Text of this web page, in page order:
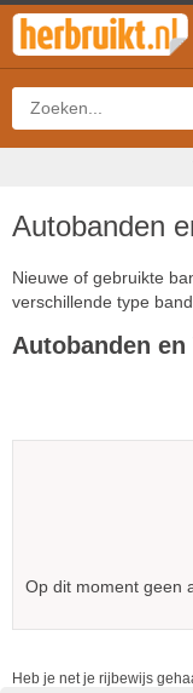
Autobanden
Nieuwe of gebruikte
verschillende type
Autobanden en
Op dit moment geen
Heb je net je rijbewijs